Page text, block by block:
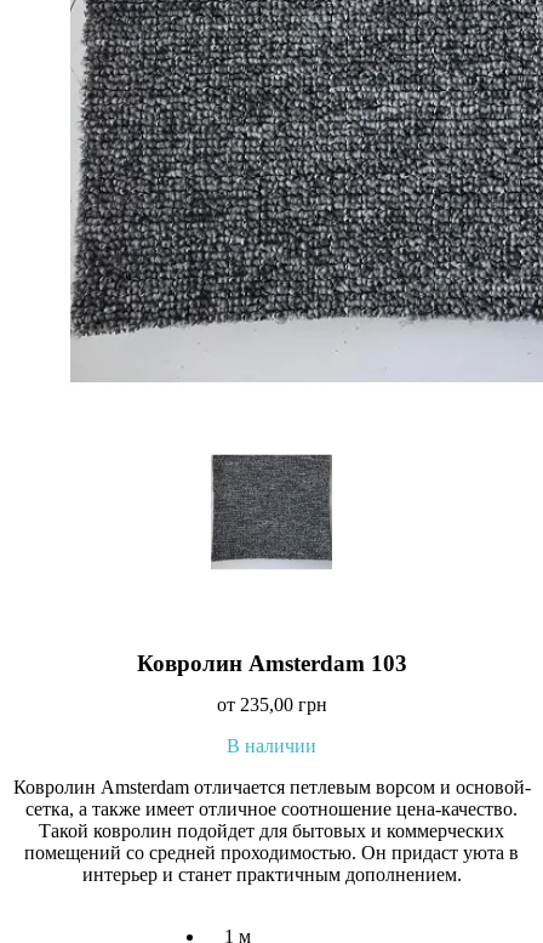
Ковролин Amsterdam 103
от 235,00 грн
В наличии
Ковролин Amsterdam отличается петлевым ворсом и основой-
сетка, а также имеет отличное соотношение цена-качество.
Такой ковролин подойдет для бытовых и коммерческих
помещений со средней проходимостью. Он придаст уюта в
интерьер и станет практичным дополнением.
1 м